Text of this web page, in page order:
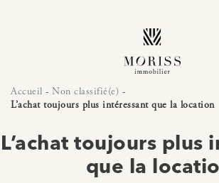
Accueil - Non classifié(e) -
L’achat toujours plus intéressant que la location
L’achat toujours plus
que la